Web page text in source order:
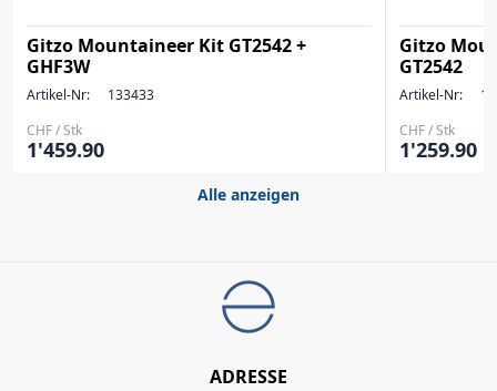
Gitzo Mountaineer Kit GT2542 +
GHF3W
Artikel-Nr:
133433
CHF / Stk
1'459.90
Gitzo
GT2542
Artikel-Nr:
CHF / Stk
1'259.90
Alle anzeigen
ADRESSE